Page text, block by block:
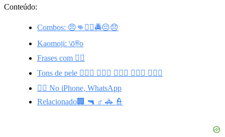
Conteúdo:
Combos: 😠👊👮‍♂️🚔😔😞
Kaomoji: \ō͡≡o
Frases com 👮‍♂️
Tons de pele 👮🏽‍♂️ 👮🏼‍♂️ 👮🏿‍♂️ 👮🏻‍♂️ 👮🏾‍♂️
👮‍♂️ No iPhone, WhatsApp
Relacionado🏢 🔫 ♂️ 🚓 👮